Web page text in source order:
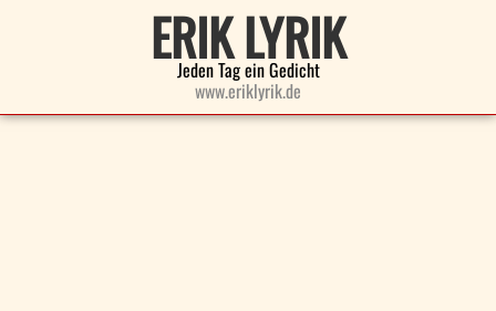
ERIK LYRIK
Jeden Tag ein Gedicht
www.eriklyrik.de